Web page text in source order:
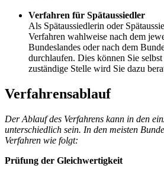
Verfahren für Spätaussiedler
Als Spätaussiedlerin oder
Verfahren wahlweise nach dem
Bundeslandes oder nach dem
durchlaufen. Dies können Sie
zuständige Stelle wird Sie dazu
Verfahrensablauf
Der Ablauf des Verfahrens kann in den
unterschiedlich sein. In den meisten
Verfahren wie folgt:
Prüfung der Gleichwertigkeit